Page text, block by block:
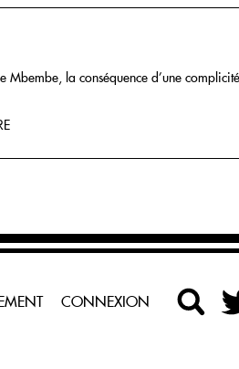
Mbembe, la conséquence d’une
CONNEXION